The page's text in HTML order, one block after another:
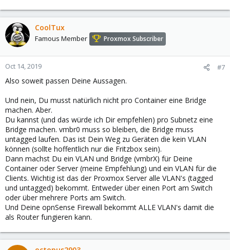
CoolTux
Famous Member Proxmox Subscriber
Oct 14, 2019 #7
Also soweit passen Deine Aussagen.
Und nein, Du musst natürlich nicht pro Container eine Bridge
machen. Aber.
Du kannst (und das würde ich Dir empfehlen) pro Subnetz eine
Bridge machen. vmbr0 muss so bleiben, die Bridge muss
untagged laufen. Das ist Dein Weg zu Geräten die kein VLAN
können (sollte hoffentlich nur die Fritzbox sein).
Dann machst Du ein VLAN und Bridge (vmbrX) für Deine
Container oder Server (meine Empfehlung) und ein VLAN für die
Clients. Wichtig ist das der Proxmox Server alle VLAN's (tagged
und untagged) bekommt. Entweder über einen Port am Switch
oder über mehrere Ports am Switch.
Und Deine opnSense Firewall bekommt ALLE VLAN's damit die
als Router fungieren kann.